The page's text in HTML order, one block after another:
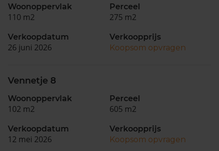
Woonoppervlak
110 m2
Perceel
275 m2
Verkoopdatum
26 juni 2026
Verkoopprijs
Koopsom opvragen
Vennetje 8
Woonoppervlak
102 m2
Perceel
605 m2
Verkoopdatum
12 mei 2026
Verkoopprijs
Koopsom opvragen